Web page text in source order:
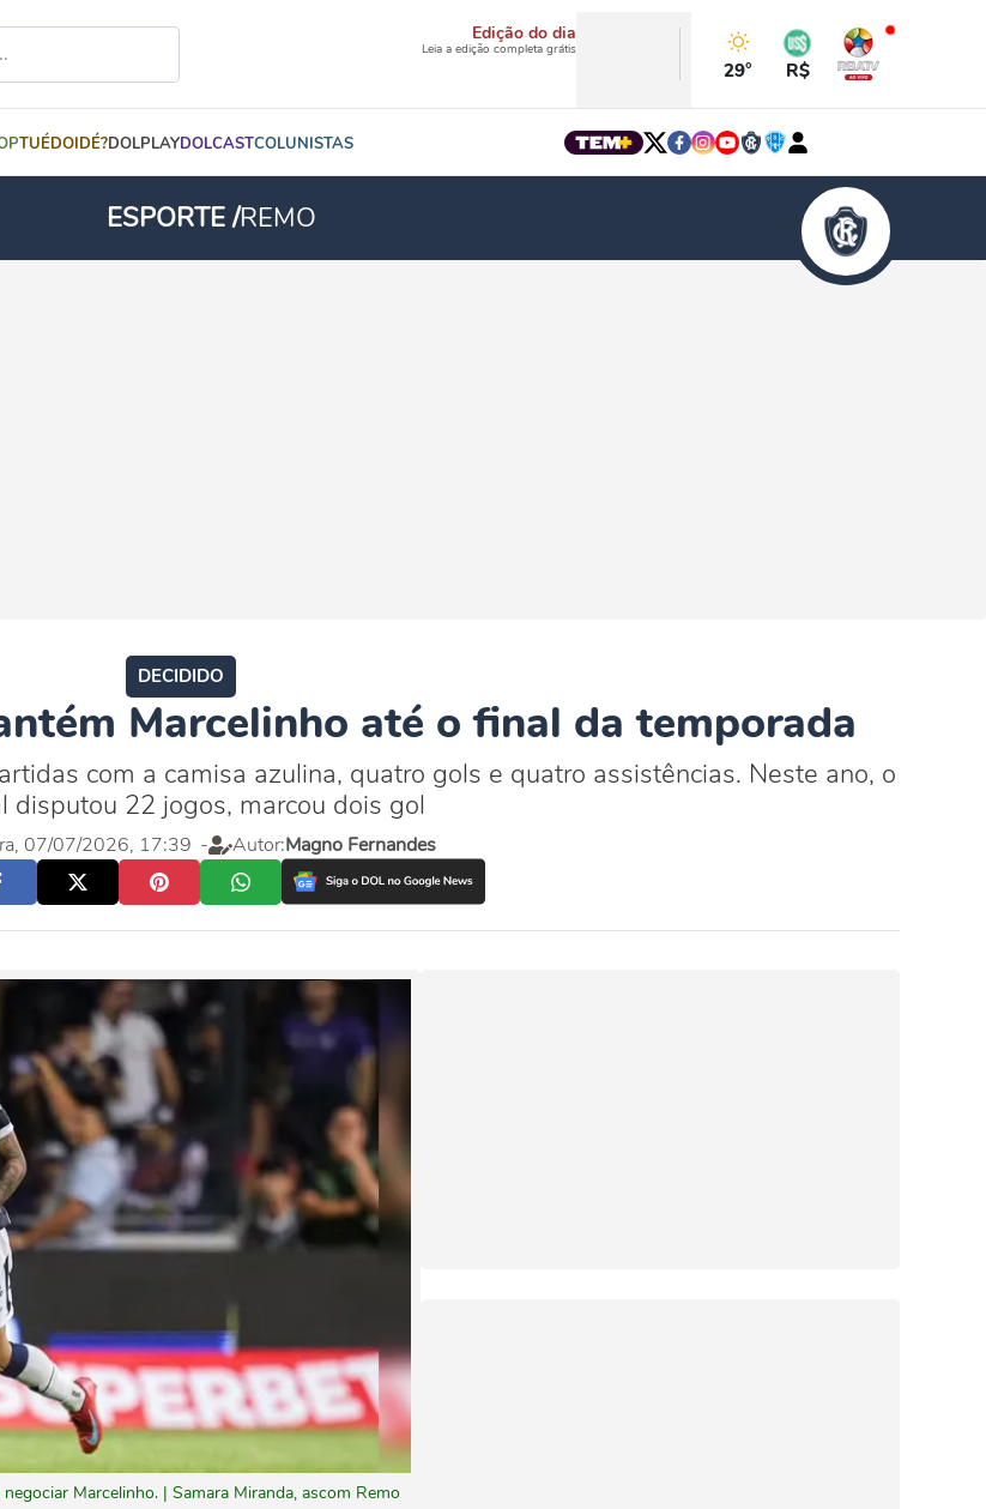
Edição do dia
Leia a edição completa grátis
29° R$
TUÉDOIDÉ?DOLPLAYDOLCASTCOLUNISTAS
ESPORTE /REMO
DECIDIDO
Marcelinho até o final da temporada
com a camisa azulina, quatro gols e quatro assistências. Neste ano, o
disputou 22 jogos, marcou dois gol
07/07/2026, 17:39 - Autor:Magno Fernandes
Marcelinho. | Samara Miranda, ascom Remo